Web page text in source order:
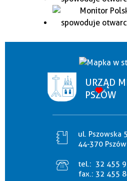
URZĄD
PSZÓW
ul. Pszowska
44-370 Pszów
tel.: 32 455
fax.: 32 455